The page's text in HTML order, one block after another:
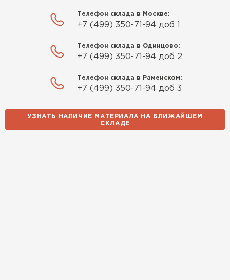
Телефон склада в Москве:
+7 (499) 350-71-94 доб 1
Телефон склада в Одинцово:
+7 (499) 350-71-94 доб 2
Телефон склада в Раменском:
+7 (499) 350-71-94 доб 3
УЗНАТЬ НАЛИЧИЕ МАТЕРИАЛА НА БЛИЖАЙШЕМ
СКЛАДЕ